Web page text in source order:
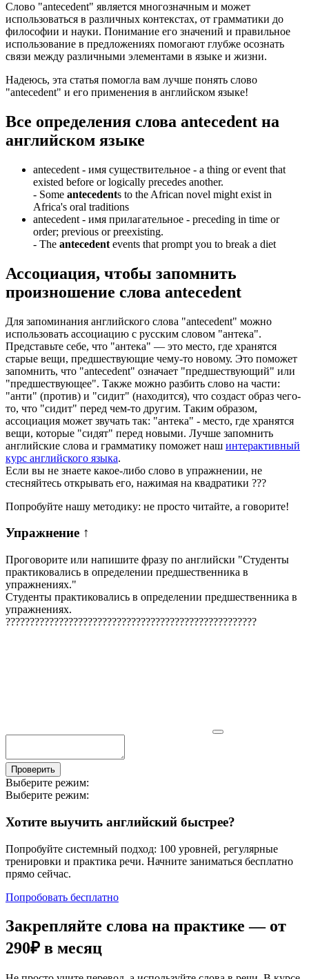
Слово "antecedent" является многозначным и может
использоваться в различных контекстах, от грамматики до
философии и науки. Понимание его значений и правильное
использование в предложениях помогают глубже осознать
связи между различными элементами в языке и жизни.
Надеюсь, эта статья помогла вам лучше понять слово
"antecedent" и его применения в английском языке!
Все определения слова antecedent на
английском языке
antecedent - имя существительное - a thing or event that
existed before or logically precedes another.
- Some antecedents to the African novel might exist in
Africa's oral traditions
antecedent - имя прилагательное - preceding in time or
order; previous or preexisting.
- The antecedent events that prompt you to break a diet
Ассоциация, чтобы запомнить
произношение слова antecedent
Для запоминания английского слова "antecedent" можно
использовать ассоциацию с русским словом "антека".
Представьте себе, что "антека" — это место, где хранятся
старые вещи, предшествующие чему-то новому. Это поможет
запомнить, что "antecedent" означает "предшествующий" или
"предшествующее". Также можно разбить слово на части:
"анти" (против) и "сидит" (находится), что создаст образ чего-
то, что "сидит" перед чем-то другим. Таким образом,
ассоциация может звучать так: "антека" - место, где хранятся
вещи, которые "сидят" перед новыми. Лучше запомнить
английские слова и грамматику поможет наш интерактивный
курс английского языка.
Если вы не знаете какое-либо слово в упражнении, не
стесняйтесь открывать его, нажимая на квадратики ???
Попробуйте нашу методику: не просто читайте, а говорите!
Упражнение ↑
Проговорите или напишите фразу по английски "Студенты
практиковались в определении предшественника в
упражнениях."
Студенты практиковались в определении предшественника в
упражнениях.
????????????????????????????????????????????????????
Проверить
Выберите режим:
Выберите режим:
Хотите выучить английский быстрее?
Попробуйте системный подход: 100 уровней, регулярные
тренировки и практика речи. Начните заниматься бесплатно
прямо сейчас.
Попробовать бесплатно
Закрепляйте слова на практике — от
290₽ в месяц